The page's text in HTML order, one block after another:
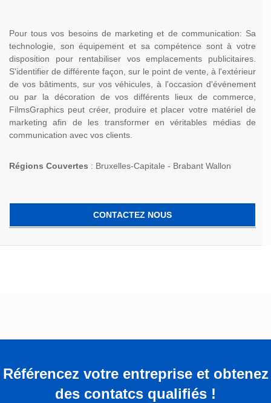
Pour tous vos besoins de marketing et de communication: Sa
technologie, son équipement et sa compétence sont à votre
disposition pour rentabiliser vos emplacements publicitaires.
S'identifier de différente façon, sur le point de vente, à l'extérieur
de vos bâtiments, sur vos véhicules, à l'occasion d'événement
ou par la décoration de vos différents lieux de commerce,
FilmsGraphics peut créer, produire et placer votre matériel de
marketing afin de les transformer en véritables médias de
communication avec vos clients.
Régions Couvertes : Bruxelles-Capitale - Brabant Wallon
CONTACTEZ NOUS
Référencez votre entreprise et obtenez
des contatcs qualifiés !